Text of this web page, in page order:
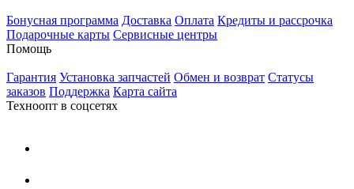
Бонусная программа Доставка Оплата Кредиты и рассрочка
Подарочные карты Сервисные центры
Помощь
Гарантия Установка запчастей Обмен и возврат Статусы
заказов Поддержка Карта сайта
Техноопт в соцсетях